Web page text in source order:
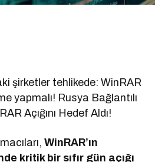
şirketler tehlikede: WinRAR
yapmalı! Rusya Bağlantılı
Açığını Hedef Aldı!
WinRAR’ın
kritik bir sıfır gün açığı